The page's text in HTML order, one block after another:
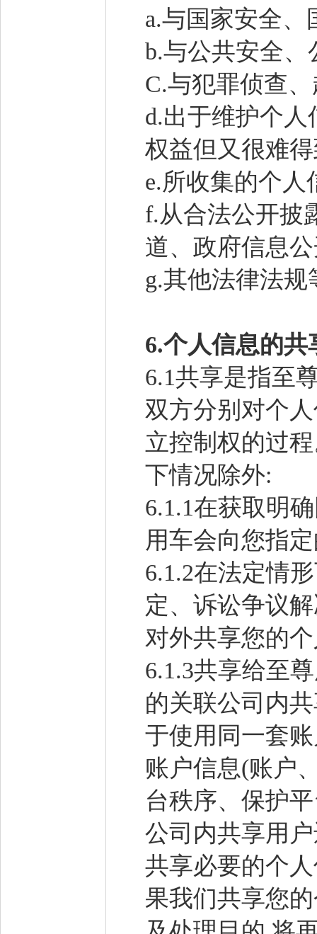
a.与国家安全
b.与公共安全
C.与犯罪侦查
d.出于维护个
权益但又很难
e.所收集的个
f.从合法公开披
道、政府信息
g.其他法律法
6.个人信息的共
6.1共享是指至
双方分别对个
立控制权的过
下情况除外:
6.1.1在获取明
用车会向您指
6.1.2在法定情
定、诉讼争议
对外共享您的
6.1.3共享给至
的关联公司内
于使用同一套
账户信息(账户
台秩序、保护
公司内共享用
共享必要的个
果我们共享您